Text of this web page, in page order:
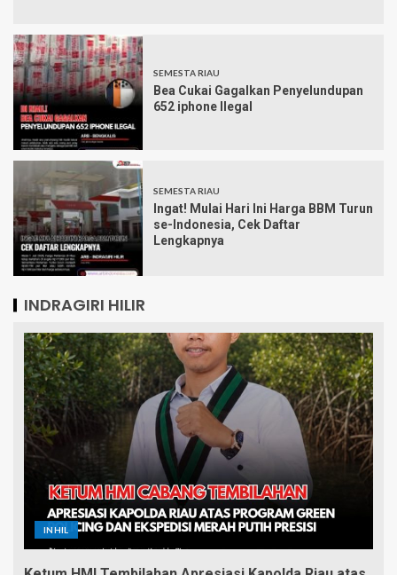
SEMESTA RIAU
Bea Cukai Gagalkan Penyelundupan
652 iphone Ilegal
SEMESTA RIAU
Ingat! Mulai Hari Ini Harga BBM Turun
se-Indonesia, Cek Daftar
Lengkapnya
INDRAGIRI HILIR
INHIL